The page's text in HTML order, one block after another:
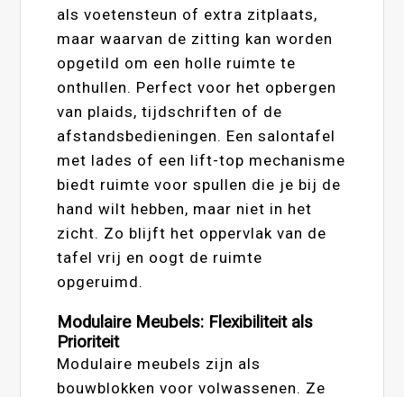
als voetensteun of extra zitplaats,
maar waarvan de zitting kan worden
opgetild om een holle ruimte te
onthullen. Perfect voor het opbergen
van plaids, tijdschriften of de
afstandsbedieningen. Een salontafel
met lades of een lift-top mechanisme
biedt ruimte voor spullen die je bij de
hand wilt hebben, maar niet in het
zicht. Zo blijft het oppervlak van de
tafel vrij en oogt de ruimte
opgeruimd.
Modulaire Meubels: Flexibiliteit als
Prioriteit
Modulaire meubels zijn als
bouwblokken voor volwassenen. Ze